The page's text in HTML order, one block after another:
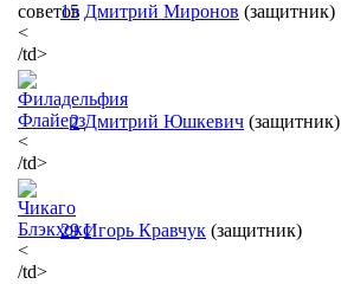
<
/td>
15 Дмитрий Миронов (защитник)
<
/td>
2 Дмитрий Юшкевич (защитник)
<
/td>
29 Игорь Кравчук (защитник)